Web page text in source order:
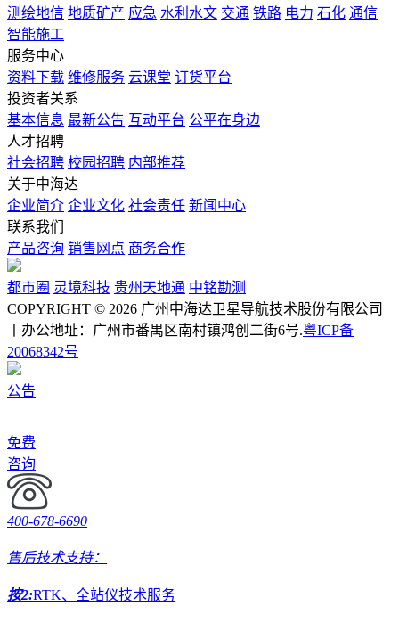
测绘地信 地质矿产 应急 水利水文 交通 铁路 电力 石化 通信
智能施工
服务中心
资料下载 维修服务 云课堂 订货平台
投资者关系
基本信息 最新公告 互动平台 公平在身边
人才招聘
社会招聘 校园招聘 内部推荐
关于中海达
企业简介 企业文化 社会责任 新闻中心
联系我们
产品咨询 销售网点 商务合作
都市圈 灵境科技 贵州天地通 中铭勘测
COPYRIGHT © 2026 广州中海达卫星导航技术股份有限公司
丨办公地址：广州市番禺区南村镇鸿创二街6号.粤ICP备
20068342号
公告
免费
咨询
400-678-6690
售后技术支持：
按2:RTK、全站仪技术服务